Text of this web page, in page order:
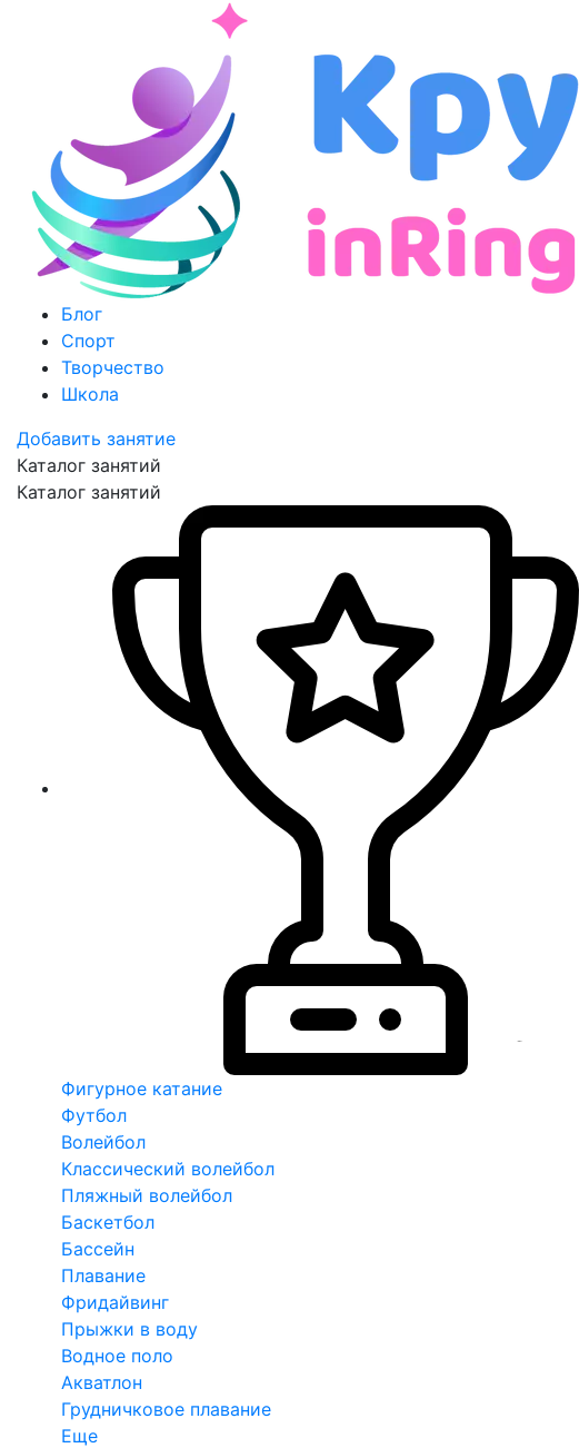
Блог
Спорт
Творчество
Школа
Добавить занятие
Каталог занятий
Каталог занятий
Фигурное катание
Футбол
Волейбол
Классический волейбол
Пляжный волейбол
Баскетбол
Бассейн
Плавание
Фридайвинг
Прыжки в воду
Водное поло
Акватлон
Грудничковое плавание
Еще